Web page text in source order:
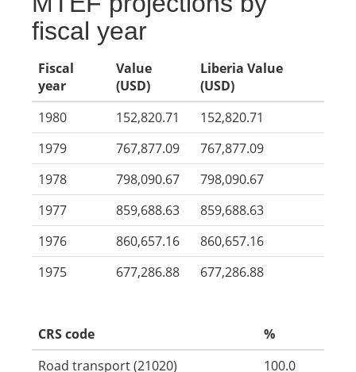
fiscal year
Fiscal
year
Value
(USD)
Liberia Value
(USD)
1980
152,820.71
152,820.71
1979
767,877.09
767,877.09
1978
798,090.67
798,090.67
1977
859,688.63
859,688.63
1976
860,657.16
860,657.16
1975
677,286.88 677,286.88
CRS code
%
Road transport (21020)
100.0